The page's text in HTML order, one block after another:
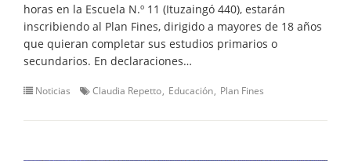
horas en la Escuela N.º 11 (Ituzaingó 440), estarán
inscribiendo al Plan Fines, dirigido a mayores de 18 años
que quieran completar sus estudios primarios o
secundarios. En declaraciones…
Noticias Claudia Repetto Educación Plan Fines